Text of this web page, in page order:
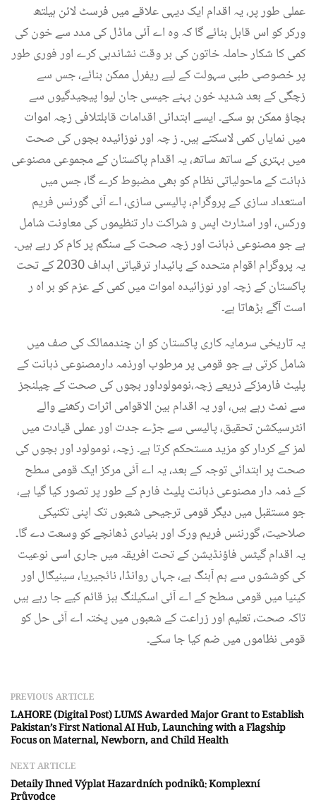
عملی طور پر، یہ اقدام ایک دیہی علاقے میں فرسٹ لائن ہیلتھ
ورکر کو اس قابل بنائے گا کہ وہ اے آئی ماڈل کی مدد سے خون کی
کمی کا شکار حاملہ خاتون کی بر وقت نشاندہی کرے اور فوری طور
پر خصوصی طبی سہولت کے لیے ریفرل ممکن بنائے، جس سے
زچگی کے بعد شدید خون بہنے جیسی جان لیوا پیچیدگیوں سے
بچاؤ ممکن ہو سکے۔ ایسے ابتدائی اقدامات قابلتلافی زچہ اموات
میں نمایاں کمی لاسکتے ہیں۔ ز چہ اور نوزائیدہ بچوں کی صحت
میں بہتری کے ساتھ ساتھ، یہ اقدام پاکستان کے مجموعی مصنوعی
ذہانت کے ماحولیاتی نظام کو بھی مضبوط کرے گا، جس میں
استعداد سازی کے پروگرام، پالیسی سازی، اے آئی گورنس فریم
ورکس، اور اسٹارٹ اپس و شراکت دار تنظیموں کی معاونت شامل
ہے جو مصنوعی ذہانت اور زچہ صحت کے سنگم پر کام کر رہے ہیں۔
یہ پروگرام اقوام متحدہ کے پائیدار ترقیاتی اہداف 2030 کے تحت
پاکستان کے زچہ اور نوزائیدہ اموات میں کمی کے عزم کو بر اہ ر
است آگے بڑھاتا ہے۔
یہ تاریخی سرمایہ کاری پاکستان کو ان چندممالک کی صف میں
شامل کرتی ہے جو قومی پر مرطوب اورذمہ دارمصنوعی ذہانت کے
پلیٹ فارمزکے ذریعے زچہ،نومولوداور بچوں کی صحت کے چیلنجز
سے نمٹ رہے ہیں، اور یہ اقدام بین الاقوامی اثرات رکھنے والے
انٹرسیکشن تحقیق، پالیسی سے جڑے جدت اور عملی قیادت میں
لمز کے کردار کو مزید مستحکم کرتا ہے۔ زچہ، نومولود اور بچوں کی
صحت پر ابتدائی توجہ کے بعد، یہ اے آئی مرکز ایک قومی سطح
کے ذمہ دار مصنوعی ذہانت پلیٹ فارم کے طور پر تصور کیا گیا ہے،
جو مستقبل میں دیگر قومی ترجیحی شعبوں تک اپنی تکنیکی
صلاحیت، گورننس فریم ورک اور بنیادی ڈھانچے کو وسعت دے گا۔
یہ اقدام گیٹس فاؤنڈیشن کے تحت افریقہ میں جاری اسی نوعیت
کی کوششوں سے ہم آہنگ ہے، جہاں روانڈا، نائجیریا، سینیگال اور
کینیا میں قومی سطح کے اے آئی اسکیلنگ ہبز قائم کیے جا رہے ہیں
تاکہ صحت، تعلیم اور زراعت کے شعبوں میں پختہ اے آئی حل کو
قومی نظاموں میں ضم کیا جا سکے۔
PREVIOUS ARTICLE
LAHORE (Digital Post) LUMS Awarded Major Grant to Establish
Pakistan’s First National AI Hub, Launching with a Flagship
Focus on Maternal, Newborn, and Child Health
NEXT ARTICLE
Detaily Ihned Výplat Hazardních podniků: Komplexní
Průvodce